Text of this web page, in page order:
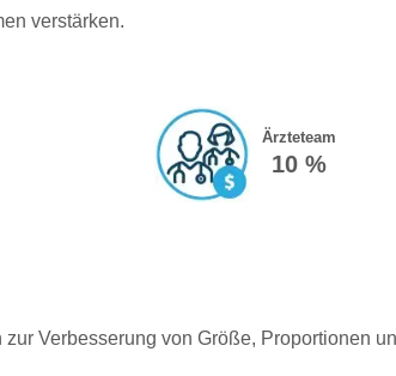
verstärken.
Ärzteteam
10 %
Verbesserung von Größe, Proportionen